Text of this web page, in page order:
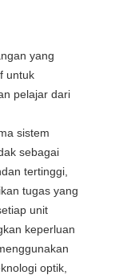
yang
untuk
pelajar dari
sistem
sebagai
tertinggi,
tugas yang
unit
keperluan
optik,